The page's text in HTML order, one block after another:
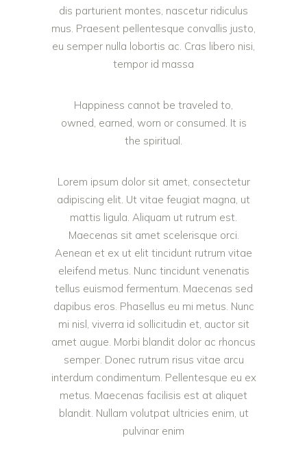
dis parturient montes, nascetur ridiculus
mus. Praesent pellentesque convallis justo,
eu semper nulla lobortis ac. Cras libero nisi,
tempor id massa
Happiness cannot be traveled to,
owned, earned, worn or consumed. It is
the spiritual.
Lorem ipsum dolor sit amet, consectetur
adipiscing elit. Ut vitae feugiat magna, ut
mattis ligula. Aliquam ut rutrum est.
Maecenas sit amet scelerisque orci.
Aenean et ex ut elit tincidunt rutrum vitae
eleifend metus. Nunc tincidunt venenatis
tellus euismod fermentum. Maecenas sed
dapibus eros. Phasellus eu mi metus. Nunc
mi nisl, viverra id sollicitudin et, auctor sit
amet augue. Morbi blandit dolor ac rhoncus
semper. Donec rutrum risus vitae arcu
interdum condimentum. Pellentesque eu ex
metus. Maecenas facilisis est at aliquet
blandit. Nullam volutpat ultricies enim, ut
pulvinar enim